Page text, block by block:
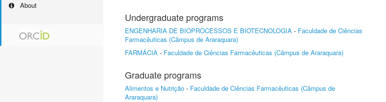
About
Undergraduate programs
ENGENHARIA DE BIOPROCESSOS E BIOTECNOLOGIA - Faculdade de Ciências
Farmacêuticas (Câmpus de Araraquara)
FARMÁCIA - Faculdade de Ciências Farmacêuticas (Câmpus de Araraquara)
Graduate programs
Alimentos e Nutrição - Faculdade de Ciências Farmacêuticas (Câmpus de
Araraquara)